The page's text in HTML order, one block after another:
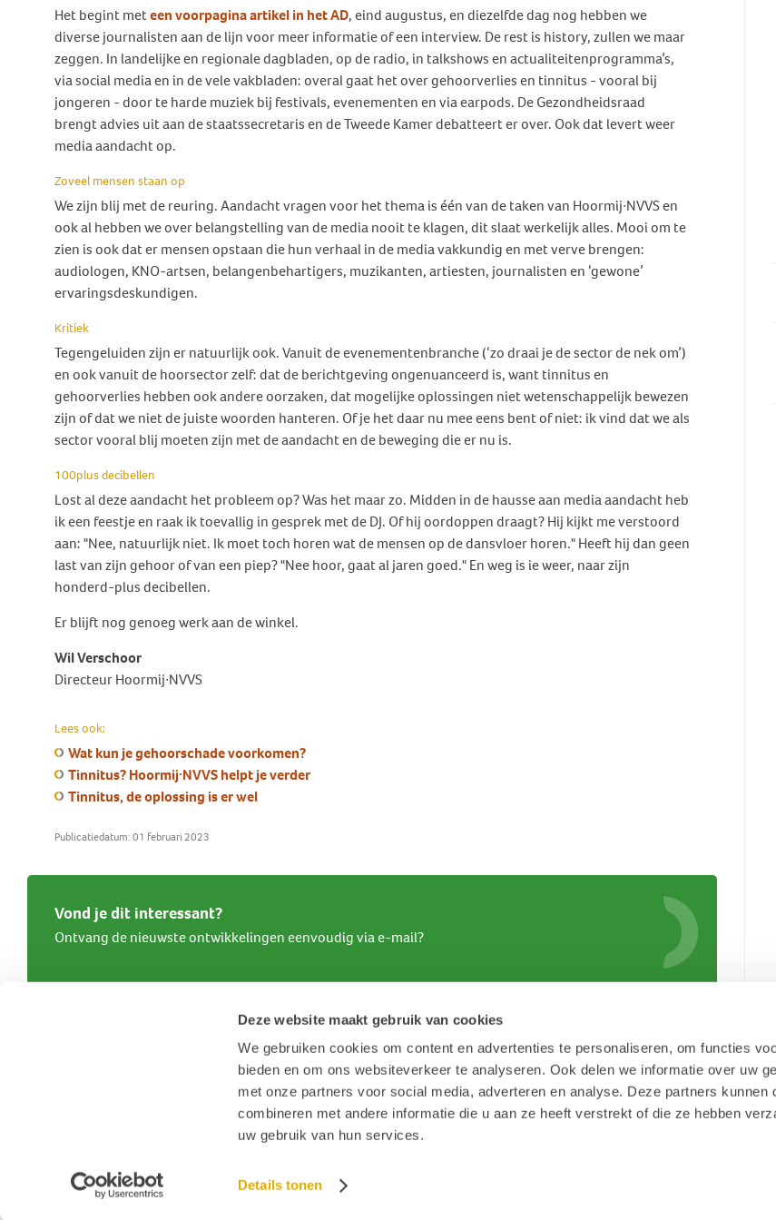
Deze website maakt gebruik van cookies
We gebruiken cookies om content en advertenties te personaliseren, om functies
bieden en om ons websiteverkeer te analyseren. Ook delen we informatie over uw
met onze partners voor social media, adverteren en analyse. Deze partners kunnen
combineren met andere informatie die u aan ze heeft verstrekt of die ze hebben
uw gebruik van hun services.
Details tonen
Botverankerd hoorsysteem
Vraagbaak
World Hearing Day
Behandeling Duizeligheid en
Evenwicht
Ervaringsverhalen Duizeligheid
en Evenwicht
Evenwichtsproblemen bij
kinderen
Wat doen wij voor jou?
Vraagbaak
Vrijwilligers
Klachten en geschillen
Vacatures
Adverteren
Contact
Het begint meteen voorpagina artikel in het AD, eind augustus, en diezelfde dag nog hebben we
diverse journalisten aan de lijn voor meer informatie of een interview. De rest is history, zullen we maar
zeggen. In landelijke en regionale dagbladen, op de radio, in talkshows en actualiteitenprogramma’s,
via social media en in de vele vakbladen: overal gaat het over gehoorverlies en tinnitus - vooral bij
jongeren - door te harde muziek bij festivals, evenementen en via earpods. De Gezondheidsraad
brengt advies uit aan de staatssecretaris en de Tweede Kamer debatteert er over. Ook dat levert weer
media aandacht op.
Zoveel mensen staan op
We zijn blij met de reuring. Aandacht vragen voor het thema is één van de taken van Hoormij∙NVVS en
ook al hebben we over belangstelling van de media nooit te klagen, dit slaat werkelijk alles. Mooi om te
zien is ook dat er mensen opstaan die hun verhaal in de media vakkundig en met verve brengen:
audiologen, KNO-artsen, belangenbehartigers, muzikanten, artiesten, journalisten en ‘gewone’
ervaringsdeskundigen.
Kritiek
Tegengeluiden zijn er natuurlijk ook. Vanuit de evenementenbranche (‘zo draai je de sector de nek om’)
en ook vanuit de hoorsector zelf: dat de berichtgeving ongenuanceerd is, want tinnitus en
gehoorverlies hebben ook andere oorzaken, dat mogelijke oplossingen niet wetenschappelijk bewezen
zijn of dat we niet de juiste woorden hanteren. Of je het daar nu mee eens bent of niet: ik vind dat we als
sector vooral blij moeten zijn met de aandacht en de beweging die er nu is.
100plus decibellen
Lost al deze aandacht het probleem op? Was het maar zo. Midden in de hausse aan media aandacht heb
ik een feestje en raak ik toevallig in gesprek met de DJ. Of hij oordoppen draagt? Hij kijkt me verstoord
aan: "Nee, natuurlijk niet. Ik moet toch horen wat de mensen op de dansvloer horen." Heeft hij dan geen
last van zijn gehoor of van een piep? "Nee hoor, gaat al jaren goed." En weg is ie weer, naar zijn
honderd-plus decibellen.
Er blijft nog genoeg werk aan de winkel.
Wil Verschoor
Directeur Hoormij∙NVVS
Lees ook:
Wat kun je gehoorschade voorkomen?
Tinnitus? Hoormij·NVVS helpt je verder
Tinnitus, de oplossing is er wel
Publicatiedatum: 01 februari 2023
Vond je dit interessant?
Ontvang de nieuwste ontwikkelingen eenvoudig via e-mail?
© 2026 Stichting Hoormij